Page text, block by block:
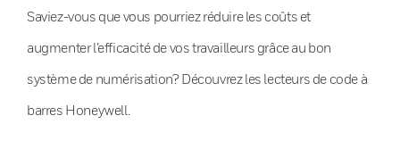
Saviez-vous que vous pourriez réduire les coûts et
augmenter l’efficacité de vos travailleurs grâce au bon
système de numérisation? Découvrez les lecteurs de code à
barres Honeywell.